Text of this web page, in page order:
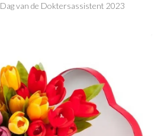
Dag van de Doktersassistent 2023